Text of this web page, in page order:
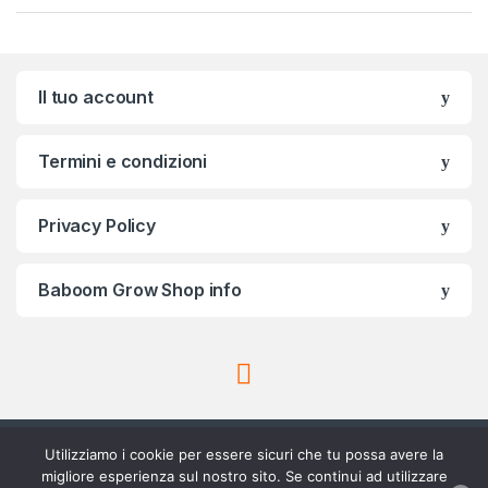
Il tuo account
Termini e condizioni
Privacy Policy
Baboom Grow Shop info
Utilizziamo i cookie per essere sicuri che tu possa avere la
migliore esperienza sul nostro sito. Se continui ad utilizzare